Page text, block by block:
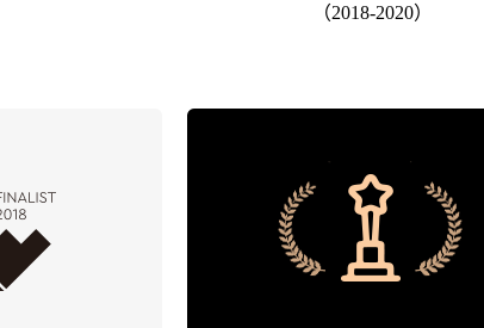
（2018-2020）